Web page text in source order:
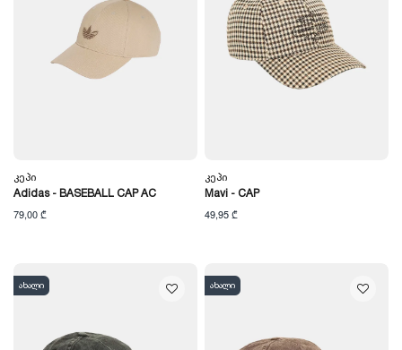
Კეპი
Adidas - BASEBALL CAP AC
79,00 ₾
Კეპი
Mavi - CAP
49,95 ₾
ახალი ახალი